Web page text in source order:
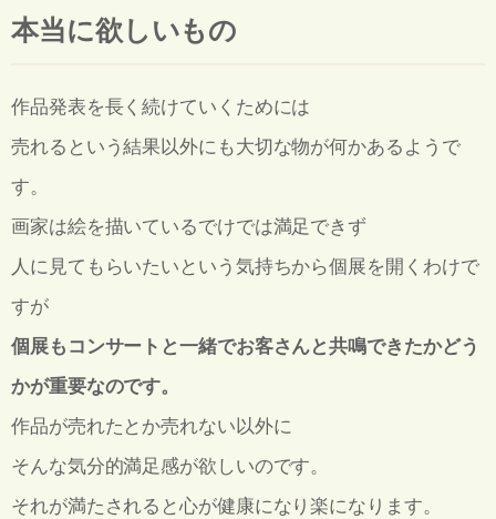
本当に欲しいもの
作品発表を長く続けていくためには
売れるという結果以外にも大切な物が何かあるようで
す。
画家は絵を描いているでけでは満足できず
人に見てもらいたいという気持ちから個展を開くわけで
すが
個展もコンサートと一緒でお客さんと共鳴できたかどう
かが重要なのです。
作品が売れたとか売れない以外に
そんな気分的満足感が欲しいのです。
それが満たされると心が健康になり楽になります。